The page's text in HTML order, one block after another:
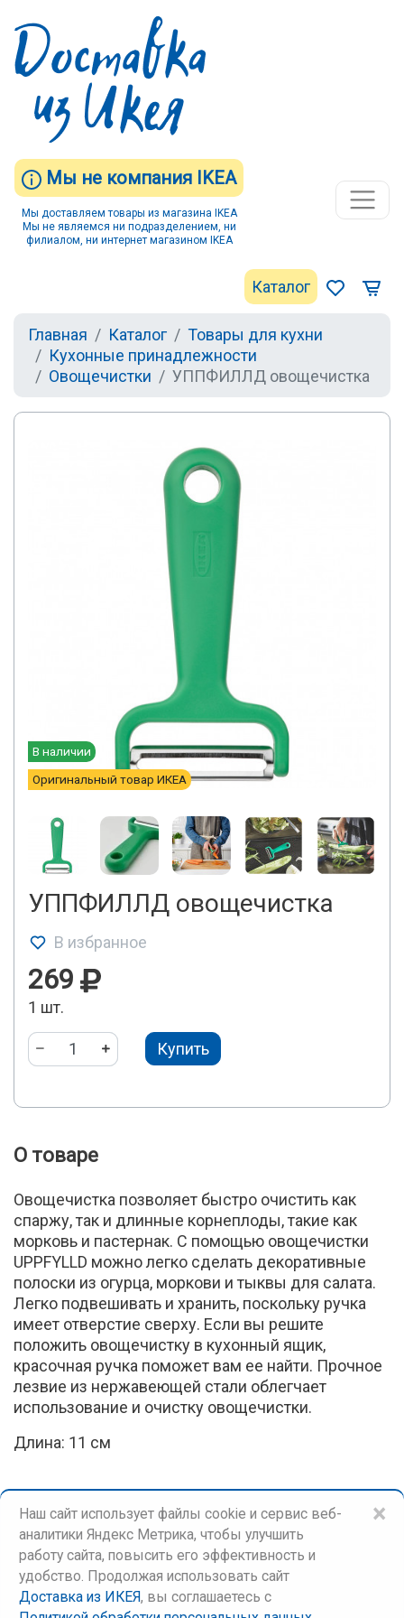
Мы не компания IKEA
Мы доставляем товары из магазина IKEA
Мы не являемся ни подразделением, ни
филиалом, ни интернет магазином IKEA
Каталог
Главная Каталог
Товары для кухни
Кухонные принадлежности
Овощечистки
УППФИЛЛД овощечистка
В наличии
Оригинальный товар ИКЕА
УППФИЛЛД овощечистка
В избранное
269
1 шт.
Купить
О товаре
Овощечистка позволяет быстро очистить как
спаржу, так и длинные корнеплоды, такие как
морковь и пастернак. С помощью овощечистки
UPPFYLLD можно легко сделать декоративные
полоски из огурца, моркови и тыквы для салата.
Легко подвешивать и хранить, поскольку ручка
имеет отверстие сверху. Если вы решите
положить овощечистку в кухонный ящик,
красочная ручка поможет вам ее найти. Прочное
лезвие из нержавеющей стали облегчает
использование и очистку овощечистки.
Длина: 11 см
×
Наш сайт использует файлы cookie и сервис веб-
аналитики Яндекс Метрика, чтобы улучшить
работу сайта, повысить его эффективность и
удобство. Продолжая использовать сайт
Доставка из ИКЕЯ, вы соглашаетесь c